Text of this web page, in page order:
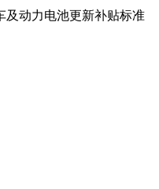
及动力电池更新补贴标准